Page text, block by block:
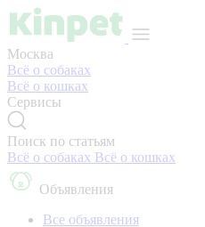
Москва
Всё о собаках
Всё о кошках
Сервисы
Поиск по статьям
Всё о собаках Всё о кошках
Объявления
Все объявления